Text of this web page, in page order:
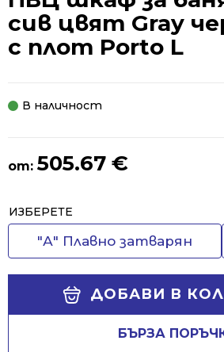
сив цвят Gray
с плот Porto L
В наличност
от: 505.67 €
ИЗБЕРЕТЕ
"А" Плавно затварян
ДОБАВИ В
БЪРЗА
Alternative: